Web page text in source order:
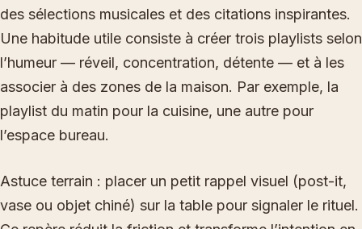
des sélections musicales et des citations inspirantes.
Une habitude utile consiste à créer trois playlists selon
l’humeur — réveil, concentration, détente — et à les
associer à des zones de la maison. Par exemple, la
playlist du matin pour la cuisine, une autre pour
l’espace bureau.
Astuce terrain : placer un petit rappel visuel (post-it,
vase ou objet chiné) sur la table pour signaler le rituel.